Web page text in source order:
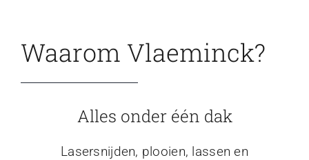
Waarom Vlaeminck?
Alles onder één dak
Lasersnijden, plooien, lassen en